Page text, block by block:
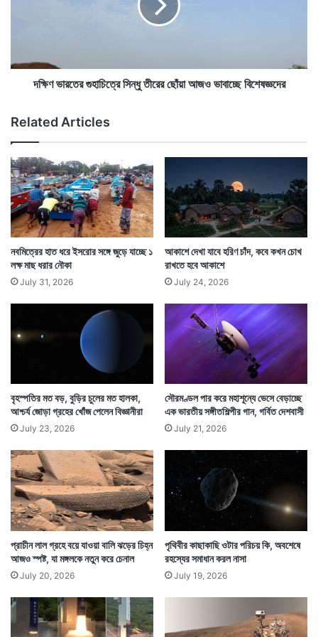
নিসার মহাকাশে পৌঁছে পৃথিবীকে পরীক্ষা করতে শুরু করবে। দেখবে
পৃথিবী পৃষ্ঠের মাটির স্তরের বিকৃতি কতটা হয়েছে এবং হচ্ছে।
দেখবে হিমবাহ ও বরফের স্তরে কী ধরনের পরিবর্তন হচ্ছে এবং তা
কতটা দ্রুত হচ্ছে। পৃথিবীর বুকে কতটা জঙ্গল নিশ্চিহ্ন হচ্ছে, কত
আবার তৈরি হচ্ছে, কতটা জলাভূমি শেষ হচ্ছে, কতটা তৈরি হচ্ছে
তাও নজর রাখবে নিসার।
থ্য
র
কা
র
হা
ন্ধু
তী
রে
র
ছোঁ
য়া
আ
জ
ও
ভা
বা
বি
দক্ষিণ ভারতের গুহাচিত্রে সিন্ধু তীরের ছোঁয়া আজও ভাবাচ্ছে বিশেষজ্ঞদের
Related Articles
নবমিত্রের হাত ধরে ইসরোর সঙ্গে জুড়ে যাচ্ছে ১
লক্ষ মাছ ধরার নৌকা
July 31, 2026
আকাশে দেখা যাবে হরিণ চাঁদ, কবে কখন চোখ
রাখতে হবে আকাশে
July 24, 2026
বৃহস্পতির মত বড়, বুড়ির চুলের মত হালকা,
আশ্চর্য জোড়া গ্রহের খোঁজ পেলেন বিজ্ঞানীরা
July 23, 2026
সৌরমণ্ডল পার করে মহাশূন্যে ভেসে বেড়াচ্ছে
এক ভারতীয় সঙ্গীতশিল্পীর গান, গর্বিত দেশবাসী
July 21, 2026
প্রাচীন লাল গ্রহে বয়ে যাওয়া বালি ঝড়ের চিহ্ন
আজও স্পষ্ট, যা মঙ্গলকে নতুন করে চেনাল
July 20, 2026
পৃথিবীর কাছাকাছি ওটার পরিচয় কি, অবশেষে
রহস্যের সমাধান করল নাসা
July 19, 2026